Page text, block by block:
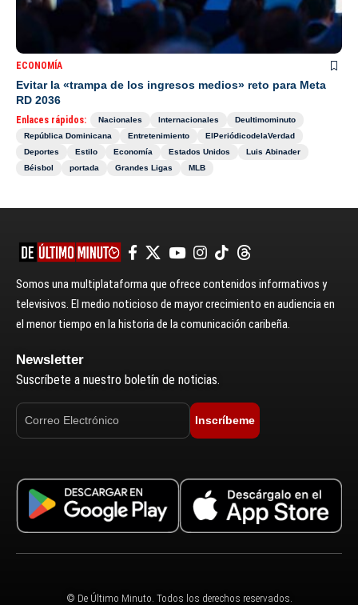
ECONOMÍA
Evitar la «trampa de los ingresos medios» reto para Meta
RD 2036
Enlaces rápidos: Nacionales Internacionales
Deultimominuto
República Dominicana
Entretenimiento
ElPeriódicodelaVerdad
Deportes
Estilo Economía Estados Unidos
Luis Abinader
Béisbol
portada Grandes Ligas MLB
Somos una multiplataforma que ofrece contenidos informativos y
televisivos. El medio noticioso de mayor crecimiento en audiencia en
el menor tiempo en la historia de la comunicación caribeña.
Newsletter
Suscríbete a nuestro boletín de noticias.
Inscríbeme
© De Último Minuto. Todos los derechos reservados.